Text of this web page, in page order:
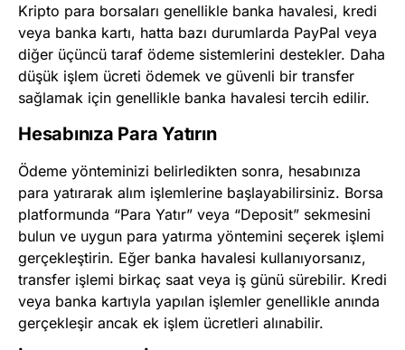
Kripto para borsaları genellikle banka havalesi, kredi
veya banka kartı, hatta bazı durumlarda PayPal veya
diğer üçüncü taraf ödeme sistemlerini destekler. Daha
düşük işlem ücreti ödemek ve güvenli bir transfer
sağlamak için genellikle banka havalesi tercih edilir.
Hesabınıza Para Yatırın
Ödeme yönteminizi belirledikten sonra, hesabınıza
para yatırarak alım işlemlerine başlayabilirsiniz. Borsa
platformunda “Para Yatır” veya “Deposit” sekmesini
bulun ve uygun para yatırma yöntemini seçerek işlemi
gerçekleştirin. Eğer banka havalesi kullanıyorsanız,
transfer işlemi birkaç saat veya iş günü sürebilir. Kredi
veya banka kartıyla yapılan işlemler genellikle anında
gerçekleşir ancak ek işlem ücretleri alınabilir.